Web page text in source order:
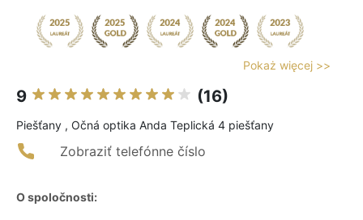
Pokaż więcej >>
9 (16)
Piešťany , Očná optika Anda Teplická 4 piešťany
Zobraziť telefónne číslo
O spoločnosti: